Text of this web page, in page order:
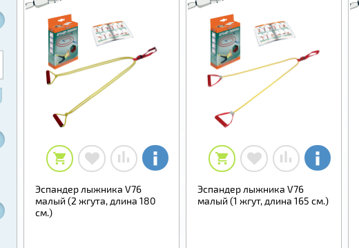
Эспандер лыжника V76
малый (2 жгута, длина 180
см.)
Эспандер лыжника V76
малый (1 жгут, длина 165 см.)